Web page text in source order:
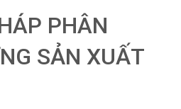
PHÂN
SẢN XUẤT